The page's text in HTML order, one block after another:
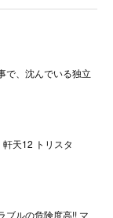
で、沈んでいる独立
天12 トリスタ
ブルの危険度高!! マ